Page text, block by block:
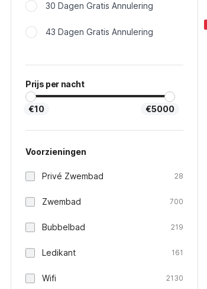
30 Dagen Gratis Annulering
43 Dagen Gratis Annulering
Prijs per nacht
€10 €5000
Voorzieningen
Privé Zwembad 28
Zwembad 700
Bubbelbad 219
Ledikant 161
Wifi 2130